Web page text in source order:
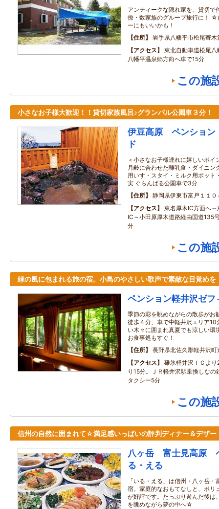
アンティークな隠れ家を、貸切で
僚・数家族のグループ旅行に！
ーにもいいかも！
住所
岩手県八幡平市松尾寄
アクセス
東北自動車道松尾
八幡平温泉郷方向へ車で15分
この施
小さなお子様大歓迎！！貸切家族風呂♪グランパル公園車３分！
伊豆高原 ペンショ
ド
＜小さなお子様連れに嬉しいポイ
月齢に合わせた離乳食・ダイニン
用いす・スタイ・ミルク用ポット
実 ぐらんぱる公園車で3分
住所
静岡県伊東市富戸１１０
アクセス
東名厚木IC方面へ
IC～小田原厚木道路経由国道135
分
この施
緑の風に包まれる旅の宿。小鳥のやさしい歌声で素敵な目覚めを
ペンション軽井沢ゼフ
季節の彩を眺めながらの散歩がお
徒歩４分、車で中軽井沢エリア
い木々に囲まれ真夏でも涼しい環
お食事処もすぐ！
住所
長野県北佐久郡軽井沢
アクセス
碓氷軽井沢ＩＣよ
り15分。ＪＲ軽井沢駅乗換しなの
タクシー5分
この施
信州の自然に囲まれて☆満足感いっぱいの評判ディナー＆デザー
八ヶ岳 富士見高原
る・える
「いる・える」は信州・八ヶ岳
宿。家庭的なおもてなしと、ボリ
が好評です。たっぷり遊んだ後は
を眺めながら夢の中へ☆